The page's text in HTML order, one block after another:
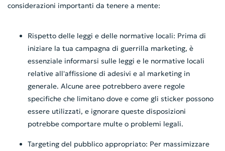
considerazioni importanti da tenere a mente:
Rispetto delle leggi e delle normative locali: Prima di
iniziare la tua campagna di guerrilla marketing, è
essenziale informarsi sulle leggi e le normative locali
relative all'affissione di adesivi e al marketing in
generale. Alcune aree potrebbero avere regole
specifiche che limitano dove e come gli sticker possono
essere utilizzati, e ignorare queste disposizioni
potrebbe comportare multe o problemi legali.
Targeting del pubblico appropriato: Per massimizzare